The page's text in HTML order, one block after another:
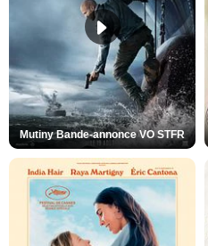
Mutiny Bande-annonce VO STFR